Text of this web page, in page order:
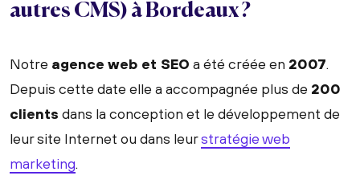
autres CMS) à Bordeaux ?
Notre agence web et SEO a été créée en 2007.
Depuis cette date elle a accompagnée plus de 200
clients dans la conception et le développement de
leur site Internet ou dans leurstratégie web
marketing.